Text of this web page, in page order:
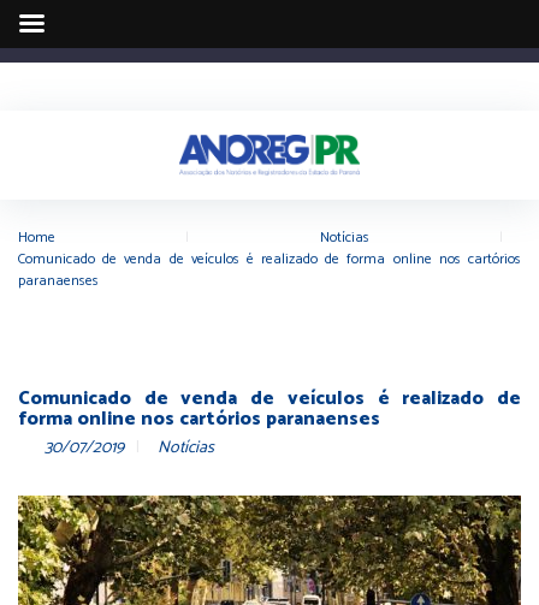
Home Notícias
Comunicado de venda de veículos é realizado de forma online nos cartórios
paranaenses
Comunicado de venda de veículos é realizado de
forma online nos cartórios paranaenses
30/07/2019 Notícias